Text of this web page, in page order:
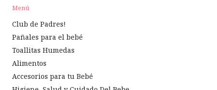
Menú
Club de Padres!
Pañales para el bebé
Toallitas Humedas
Alimentos
Accesorios para tu Bebé